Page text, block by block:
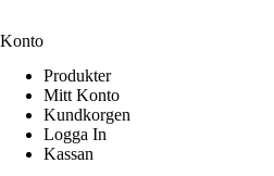
Konto
Produkter
Mitt Konto
Kundkorgen
Logga In
Kassan